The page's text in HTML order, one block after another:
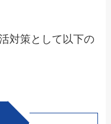
対策として以下の